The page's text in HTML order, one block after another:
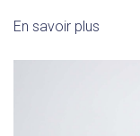
En savoir plus